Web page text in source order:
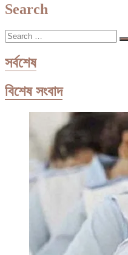
Search
Search
…
সর্বশেষ
বিশেষ সংবাদ